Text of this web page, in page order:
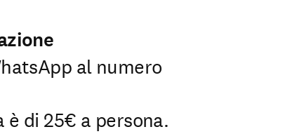
al numero
è di 25€ a persona.